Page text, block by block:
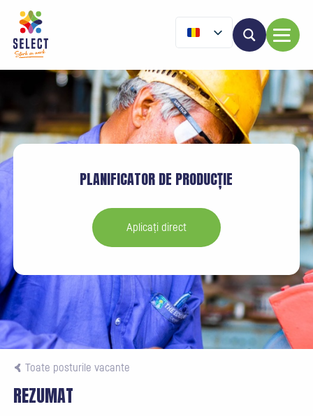
PLANIFICATOR DE PRODUCȚIE
Aplicați direct
Toate posturile vacante
REZUMAT